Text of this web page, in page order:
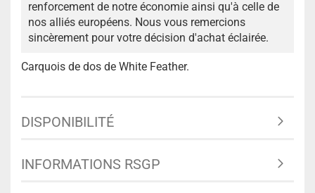
renforcement de notre économie ainsi qu'à celle de
nos alliés européens. Nous vous remercions
sincèrement pour votre décision d'achat éclairée.
Carquois de dos de White Feather.
DISPONIBILITÉ
INFORMATIONS RSGP